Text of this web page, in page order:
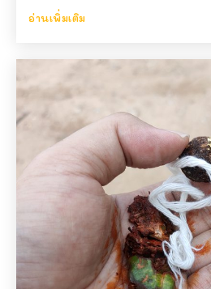
อ่านเพิ่มเติม